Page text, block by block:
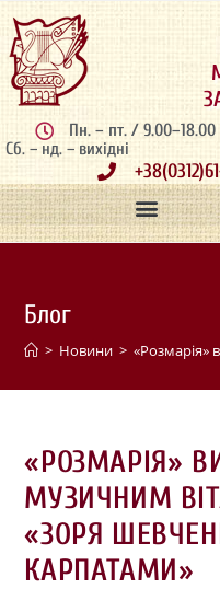
Пн. – пт. / 9.00–18.00
Сб. – нд. – вихідні
Блог
> Новини > «Розмарія»
«РОЗМАРІЯ»
МУЗИЧНИМ
«ЗОРЯ
КАРПАТАМИ»